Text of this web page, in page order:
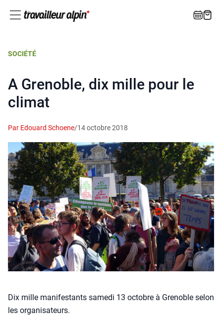
SOCIÉTÉ
A Grenoble, dix mille pour le
climat
Par Edouard Schoene/14 octobre 2018
Dix mille mani­fes­tants same­di 13 octobre à Gre­noble selon
les orga­ni­sa­teurs.